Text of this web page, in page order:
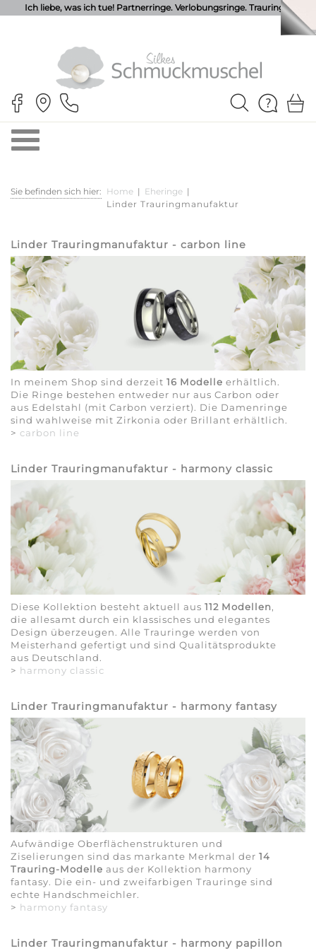
Ich liebe, was ich tue! Partnerringe. Verlobungsringe. Trauringe.
Sie befinden sich hier: Home | Eheringe |
Linder Trauringmanufaktur
Linder Trauringmanufaktur - carbon line
In meinem Shop sind derzeit 16 Modelle erhältlich.
Die Ringe bestehen entweder nur aus Carbon oder
aus Edelstahl (mit Carbon verziert). Die Damenringe
sind wahlweise mit Zirkonia oder Brillant erhältlich.
> carbon line
Linder Trauringmanufaktur - harmony classic
Diese Kollektion besteht aktuell aus 112 Modellen,
die allesamt durch ein klassisches und elegantes
Design überzeugen. Alle Trauringe werden von
Meisterhand gefertigt und sind Qualitätsprodukte
aus Deutschland.
> harmony classic
Linder Trauringmanufaktur - harmony fantasy
Aufwändige Oberflächenstrukturen und
Ziselierungen sind das markante Merkmal der 14
Trauring-Modelle aus der Kollektion harmony
fantasy. Die ein- und zweifarbigen Trauringe sind
echte Handschmeichler.
> harmony fantasy
Linder Trauringmanufaktur - harmony papillon